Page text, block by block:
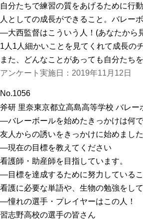
自分たちで練習の質をあげるために行動
人としての成長ができること。バレー
―大西監督はこういう人！(あなたから
1人1人細かいことを見てくれて成長の
また、どんなことがあっても自分たち
アンケート実施日：2019年11月12日
No.1056
斧研 里奈東京都立高島高等学校 バレ
―バレーボールを始めたきっかけは何
友人からの誘いをきっかけに始めました
―現在の目標を教えてください
看護師・助産師を目指しています。
―目標を達成するために努力している
看護に必要な単語や、生物の勉強をして
―憧れの選手・プレイヤーはこの人！
習志野高校の選手の皆さん